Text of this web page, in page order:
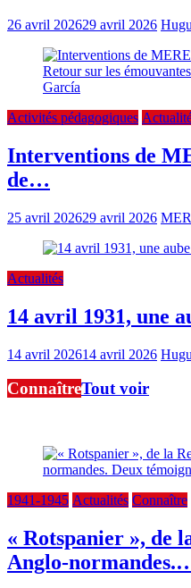
26 avril 202629 avril 2026
Activités pédagogiques
Interventions de
de…
25 avril 202629 avril 2026
Actualités
14 avril 1931, une
14 avril 202614 avril 2026
ConnaîtreTout voir
1941-1945 Actualités Connaître
« Rotspanier », de
Anglo-